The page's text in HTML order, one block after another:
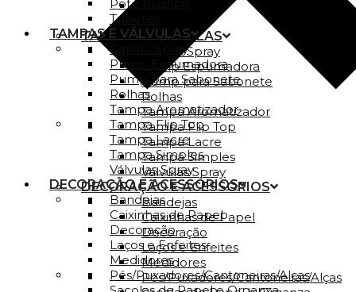
TAMPAS E VÁLVULAS
Gatilho Spray
Pump Espumadora
Pump para Sabonete
Rolhas
Tampa Aromatizador
Tampa Flip Top
Tampa Lacre
Tampa Simples
Válvulas Spray
DECORAÇÃO E ACESSÓRIOS
Bandejas
Caixinhas de Papel
Decoração
Laços e Enfeites
Medidores
Pés/Puxadores/Cantoneiras/Alças
Pote Plástico
Tubetes
TAMPAS E VÁLVULAS
Gatilho Spray
Pump Espumadora
Pump para Sabonete
Rolhas
Tampa Aromatizador
Tampa Flip Top
Tampa Lacre
Tampa Simples
Válvulas Spray
DECORAÇÃO E ACESSÓRIOS
Bandejas
Caixinhas de Papel
Decoração
Laços e Enfeites
Medidores
Pés/Puxadores/Cantoneiras/Alças